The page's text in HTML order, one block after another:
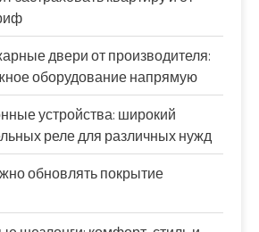
двери от производителя:
оборудование напрямую
устройства: широкий
реле для различных нужд
обновлять покрытие